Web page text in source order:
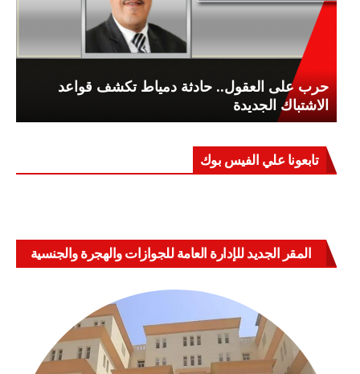
حرب على العقول.. حادثة دمياط تكشف قواعد
الاشتباك الجديدة
تابعونا علي الفيس بوك
المقر الجديد للإدارة العامة للجوازات والهجرة والجنسية